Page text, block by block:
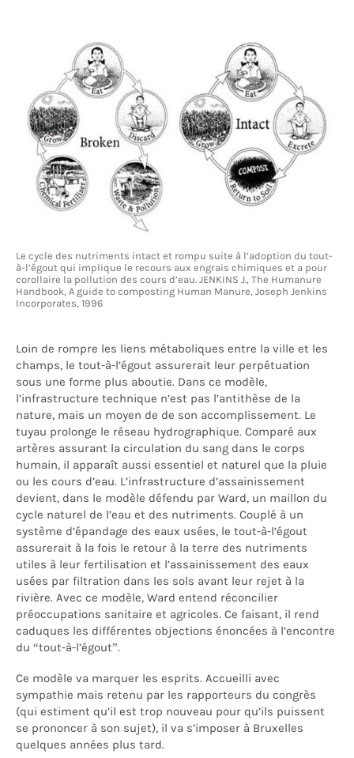
Le cycle des nutriments intact et rompu suite à l’adoption du tout-
à-l’égout qui implique le recours aux engrais chimiques et a pour
corollaire la pollution des cours d’eau. JENKINS J., The Humanure
Handbook, A guide to composting Human Manure, Joseph Jenkins
Incorporates, 1996
Loin de rompre les liens métaboliques entre la ville et les
champs, le tout-à-l’égout assurerait leur perpétuation
sous une forme plus aboutie. Dans ce modèle,
l’infrastructure technique n’est pas l’antithèse de la
nature, mais un moyen de de son accomplissement. Le
tuyau prolonge le réseau hydrographique. Comparé aux
artères assurant la circulation du sang dans le corps
humain, il apparaît aussi essentiel et naturel que la pluie
ou les cours d’eau. L’infrastructure d’assainissement
devient, dans le modèle défendu par Ward, un maillon du
cycle naturel de l’eau et des nutriments. Couplé à un
système d’épandage des eaux usées, le tout-à-l’égout
assurerait à la fois le retour à la terre des nutriments
utiles à leur fertilisation et l’assainissement des eaux
usées par filtration dans les sols avant leur rejet à la
rivière. Avec ce modèle, Ward entend réconcilier
préoccupations sanitaire et agricoles. Ce faisant, il rend
caduques les différentes objections énoncées à l’encontre
du “tout-à-l’égout”.
Ce modèle va marquer les esprits. Accueilli avec
sympathie mais retenu par les rapporteurs du congrès
(qui estiment qu’il est trop nouveau pour qu’ils puissent
se prononcer à son sujet), il va s’imposer à Bruxelles
quelques années plus tard.